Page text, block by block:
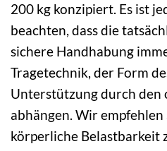
200 kg konzipiert. Es ist
beachten, dass die
sichere Handhabung
Tragetechnik, der Form
Unterstützung durch den
abhängen. Wir
körperliche Belastbarkeit